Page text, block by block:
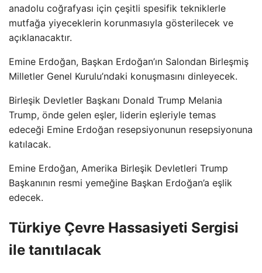
anadolu coğrafyası için çeşitli spesifik tekniklerle
mutfağa yiyeceklerin korunmasıyla gösterilecek ve
açıklanacaktır.
Emine Erdoğan, Başkan Erdoğan’ın Salondan Birleşmiş
Milletler Genel Kurulu’ndaki konuşmasını dinleyecek.
Birleşik Devletler Başkanı Donald Trump Melania
Trump, önde gelen eşler, liderin eşleriyle temas
edeceği Emine Erdoğan resepsiyonunun resepsiyonuna
katılacak.
Emine Erdoğan, Amerika Birleşik Devletleri Trump
Başkanının resmi yemeğine Başkan Erdoğan’a eşlik
edecek.
Türkiye Çevre Hassasiyeti Sergisi
ile tanıtılacak